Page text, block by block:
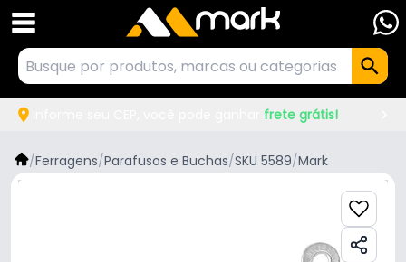
frete grátis!
/Ferragens/Parafusos e Buchas/SKU 5589/Mark